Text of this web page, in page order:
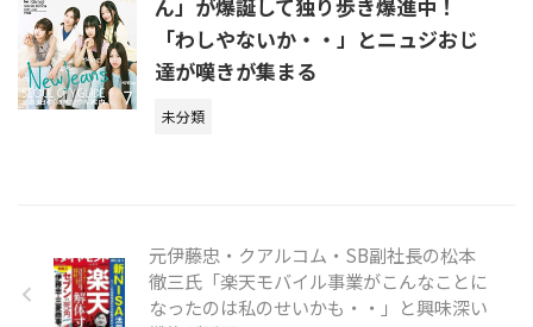
ん」が爆誕して独り歩き爆進中！
「わしやないか・・」とニュジおじ
達が嘆きが集まる
未分類
元伊藤忠・クアルコム・SB副社長の松本
徹三氏「楽天モバイル事業がこんなことに
なったのは私のせいかも・・」と興味深い